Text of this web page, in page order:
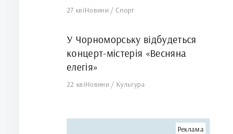
27 квіНовини /Спорт
У Чорноморську відбудеться
концерт-містерія «Весняна
елегія»
22 квіНовини / Культура
Реклама